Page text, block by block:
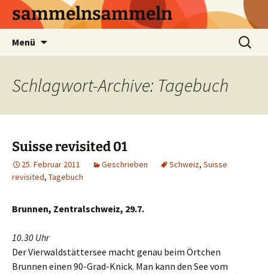
sammelnsammeln
Menü
Suchen
nach:
Schlagwort-Archive: Tagebuch
Suisse revisited 01
25. Februar 2011 Geschrieben Schweiz, Suisse
revisited, Tagebuch
Brunnen, Zentralschweiz, 29.7.
10.30 Uhr
Der Vierwaldstättersee macht genau beim Örtchen
Brunnen einen 90-Grad-Knick. Man kann den See vom